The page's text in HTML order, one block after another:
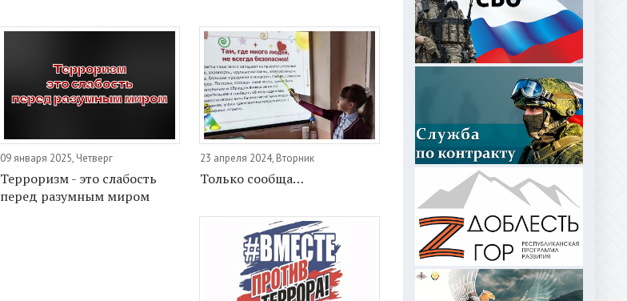
09 января 2025, Четверг
Терроризм - это слабость
перед разумным миром
23 апреля 2024, Вторник
Только сообща…